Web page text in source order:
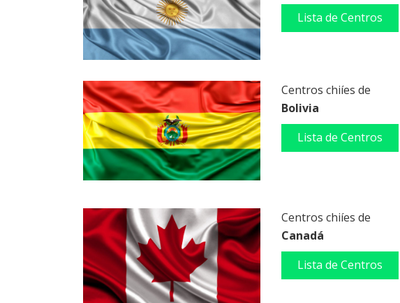
Lista de Centros
Centros chiíes de
Bolivia
Lista de Centros
Centros chiíes de
Canadá
Lista de Centros